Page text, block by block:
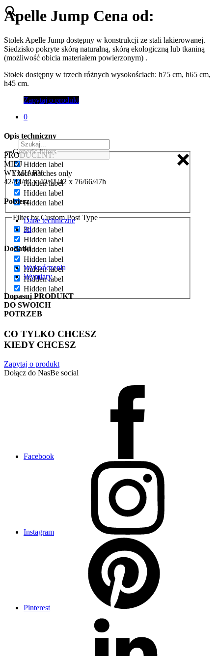
Generic filters
Hidden label
Exact matches only
Hidden label
Hidden label
Hidden label
Filter by Custom Post Type
Hidden label
Hidden label
Hidden label
Hidden label
Hidden label
Hidden label
Hidden label
Apelle Jump Cena od:
Stołek Apelle Jump dostępny w konstrukcji ze stali lakierowanej.
Siedzisko pokryte skórą naturalną, skórą ekologiczną lub tkaniną
(możliwość obicia materiałem powierzonym) .
Stołek dostępny w trzech różnych wysokościach: h75 cm, h65 cm,
h45 cm.
Zapytaj o produkt
0
Opis techniczny
PRODUCENT:
MIDJ
WYMIARY:
42/44/42 x 40/41/42 x 76/66/47h
Pobierz
Dane techniczne
3d
Dodatki
Wykończenia
Wymiary
Dopasuj PRODUKT
DO SWOICH
POTRZEB
CO TYLKO CHCESZ
KIEDY CHCESZ
Zapytaj o produkt
Dołącz do NasBe social
Facebook
Instagram
Pinterest